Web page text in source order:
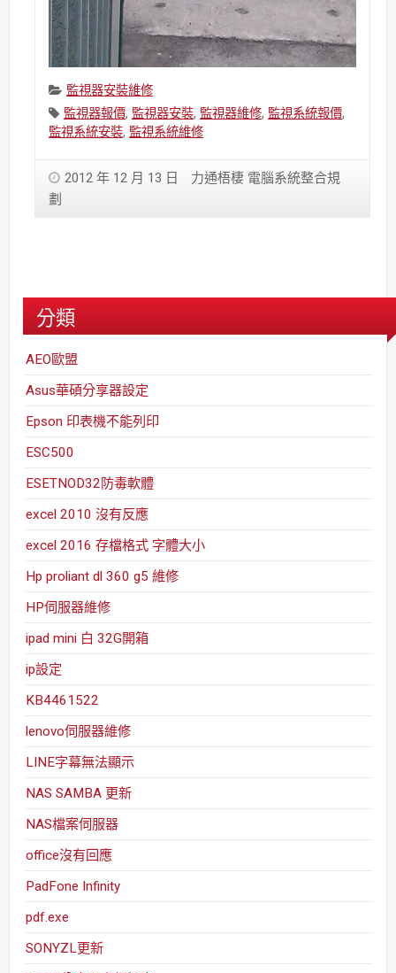
Categories:
監視器安裝維修
Tags:
監視器報價, 監視器安裝, 監視器維修, 監視系統報價,
監視系統安裝, 監視系統維修
2012 年 12 月 13 日
力通梧棲 電腦系統整合規
劃
分類
AEO歐盟
Asus華碩分享器設定
Epson 印表機不能列印
ESC500
ESETNOD32防毒軟體
excel 2010 沒有反應
excel 2016 存檔格式 字體大小
Hp proliant dl 360 g5 維修
HP伺服器維修
ipad mini 白 32G開箱
ip設定
KB4461522
lenovo伺服器維修
LINE字幕無法顯示
NAS SAMBA 更新
NAS檔案伺服器
office沒有回應
PadFone Infinity
pdf.exe
SONYZL更新